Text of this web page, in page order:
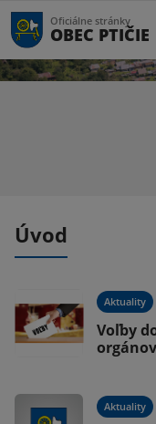
Oficiálne stránky
OBEC PTIČIE
Úvod
Aktuality
Voľby
Aktuality